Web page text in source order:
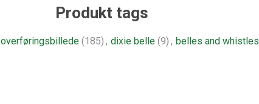
Produkt tags
overføringsbillede (185) , dixie belle (9) , belles and whistles